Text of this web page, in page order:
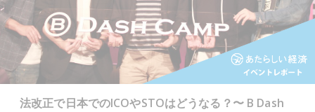
法改正で日本でのICOやSTOはどうなる？〜 B Dash